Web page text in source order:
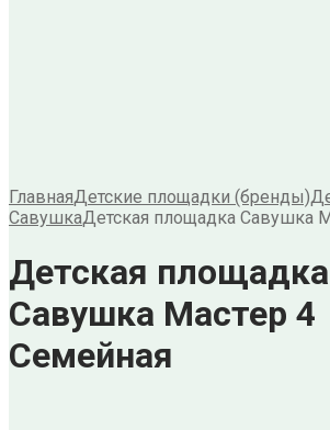
ГлавнаяДетские площадки (бренды)
СавушкаДетская площадка Савушка
Детская площадка
Савушка Мастер 4
Семейная